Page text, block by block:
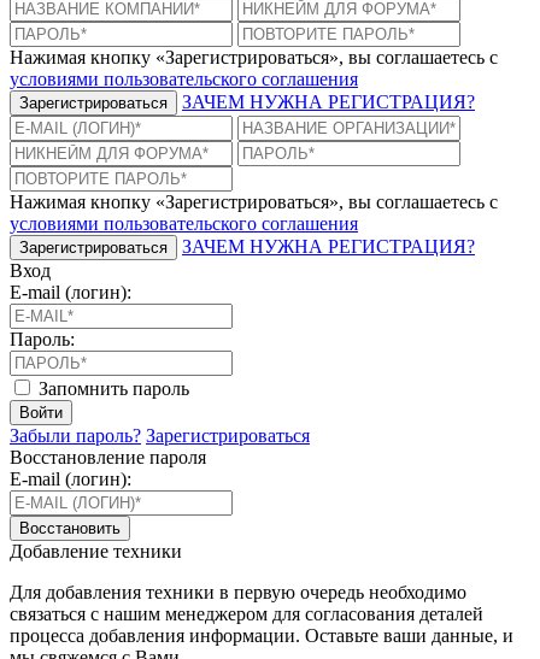
Нажимая кнопку «Зарегистрироваться», вы соглашаетесь с
условиями пользовательского соглашения
Зарегистрироваться ЗАЧЕМ НУЖНА РЕГИСТРАЦИЯ?
Нажимая кнопку «Зарегистрироваться», вы соглашаетесь с
условиями пользовательского соглашения
Зарегистрироваться
ЗАЧЕМ НУЖНА РЕГИСТРАЦИЯ?
Вход
E-mail (логин):
Пароль:
Запомнить пароль
Войти
Забыли пароль? Зарегистрироваться
Восстановление пароля
E-mail (логин):
Восстановить
Добавление техники
Для добавления техники в первую очередь необходимо
связаться с нашим менеджером для согласования деталей
процесса добавления информации. Оставьте ваши данные, и